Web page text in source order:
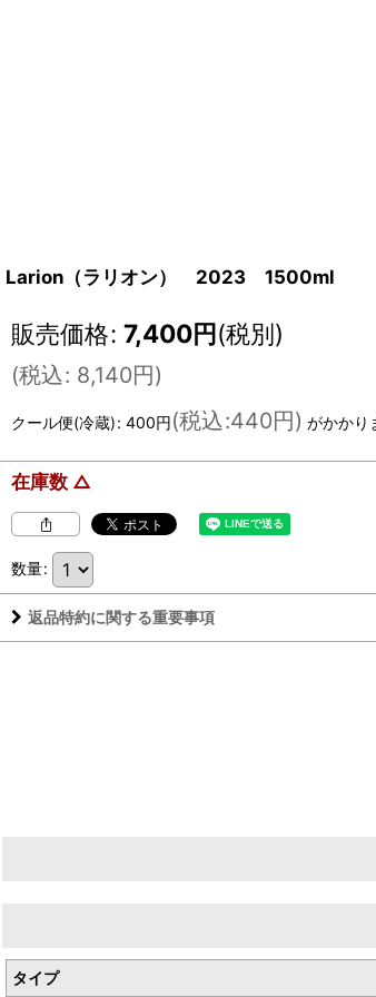
Larion（ラリオン） 2023 1500ml
販売価格: 7,400円(税別)
(税込: 8,140円)
クール便(冷蔵): 400円(税込:440円) がかかり
在庫数 △
数量:
返品特約に関する重要事項
タイプ